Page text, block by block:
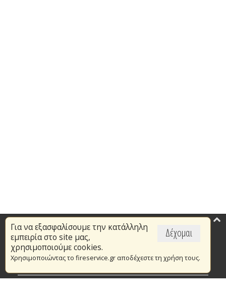
Δέχομαι
Για να εξασφαλίσουμε την κατάλληλη
εμπειρία στο site μας,
χρησιμοποιούμε cookies.
Χρησιμοποιώντας το fireservice.gr αποδέχεστε τη χρήση τους.
Επικαιρότητα
Το Πυροσβεστικό Σώμα